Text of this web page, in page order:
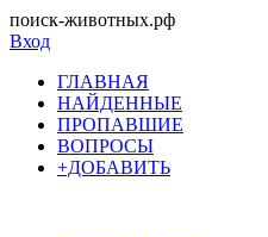
поиск-животных.рф
Вход
ГЛАВНАЯ
НАЙДЕННЫЕ
ПРОПАВШИЕ
ВОПРОСЫ
+ДОБАВИТЬ